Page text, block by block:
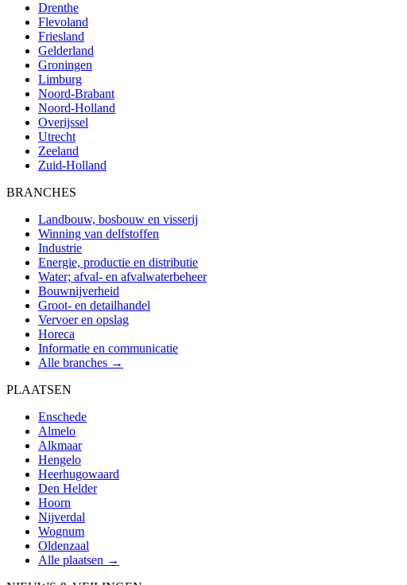
Drenthe
Flevoland
Friesland
Gelderland
Groningen
Limburg
Noord-Brabant
Noord-Holland
Overijssel
Utrecht
Zeeland
Zuid-Holland
BRANCHES
Landbouw, bosbouw en visserij
Winning van delfstoffen
Industrie
Energie, productie en distributie
Water; afval- en afvalwaterbeheer
Bouwnijverheid
Groot- en detailhandel
Vervoer en opslag
Horeca
Informatie en communicatie
Alle branches →
PLAATSEN
Enschede
Almelo
Alkmaar
Hengelo
Heerhugowaard
Den Helder
Hoorn
Nijverdal
Wognum
Oldenzaal
Alle plaatsen →